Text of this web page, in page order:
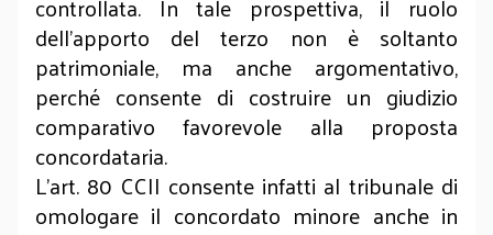
dell’apporto del terzo non è soltanto
patrimoniale, ma anche argomentativo,
perché consente di costruire un giudizio
comparativo favorevole alla proposta
concordataria.
L’art. 80 CCII consente infatti al tribunale di
omologare il concordato minore anche in